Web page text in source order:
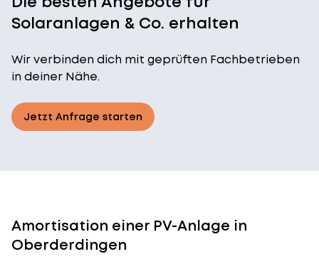
Solaranlagen & Co. erhalten
Wir verbinden dich mit geprüften Fachbetrieben
in deiner Nähe.
Jetzt Anfrage starten
Amortisation einer PV-Anlage in
Oberderdingen